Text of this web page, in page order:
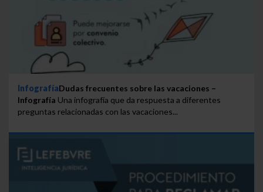
InfografíaDudas frecuentes sobre las vacaciones –
Infografía Una infografía que da respuesta a diferentes
preguntas relacionadas con las vacaciones...